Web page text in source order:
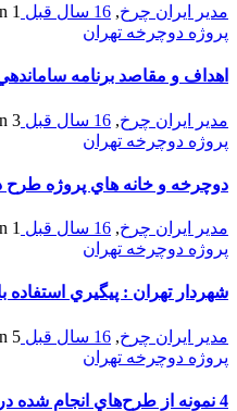
مدیر ایران چرخ, 16 سال قبل 1 min
پروژه دوچرخه تهران
اهداف و مقاصد برنامه
مدیر ایران چرخ, 16 سال قبل 3 min
پروژه دوچرخه تهران
دوچرخه و خانه هاي پروژه طرح
مدیر ایران چرخ, 16 سال قبل 1 min
پروژه دوچرخه تهران
شهردار تهران : پيگيري استفاده
مدیر ایران چرخ, 16 سال قبل 5 min
پروژه دوچرخه تهران
4 نمونه از طرح‌هاي انجام شده در شهر تهران